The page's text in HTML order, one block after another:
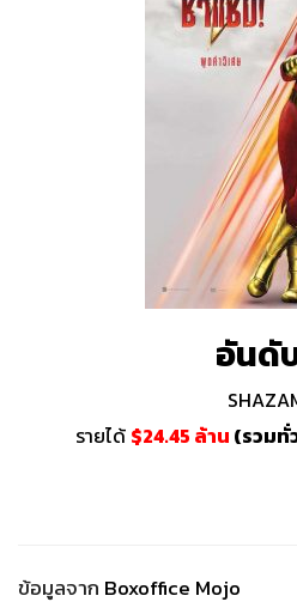
อันดั
รายได้ $24.45 ล้าน (รวมทั่
ข้อมูลจาก Boxoffice Mojo